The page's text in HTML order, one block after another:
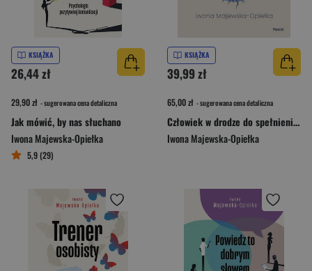
KSIĄŻKA
26,44 zł
29,90 zł - sugerowana cena detaliczna
Jak mówić, by nas słuchano
Iwona Majewska-Opiełka
5,9 (29)
KSIĄŻKA
39,99 zł
65,00 zł - sugerowana cena detaliczna
Człowiek w drodze do spełnienia. O uczeniu się życia w sensie i świadomości
Iwona Majewska-Opiełka